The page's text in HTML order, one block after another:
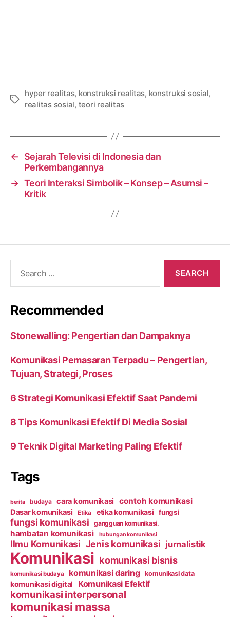
Tags
hyper realitas, konstruksi realitas, konstruksi sosial,
realitas sosial, teori realitas
←
Sejarah Televisi di Indonesia dan
Perkembangannya
→ Teori Interaksi Simbolik – Konsep – Asumsi –
Kritik
Recommended
Stonewalling: Pengertian dan Dampaknya
Komunikasi Pemasaran Terpadu – Pengertian,
Tujuan, Strategi, Proses
6 Strategi Komunikasi Efektif Saat Pandemi
8 Tips Komunikasi Efektif Di Media Sosial
9 Teknik Digital Marketing Paling Efektif
Tags
berita budaya cara komunikasi contoh komunikasi
Dasar komunikasi Etika etika komunikasi fungsi
fungsi komunikasi gangguan komunikasi.
hambatan komunikasi hubungan komunikasi
Ilmu Komunikasi Jenis komunikasi jurnalistik
Komunikasi komunikasi bisnis
komunikasi budaya komunikasi daring komunikasi data
komunikasi digital Komunikasi Efektif
komunikasi interpersonal
komunikasi massa